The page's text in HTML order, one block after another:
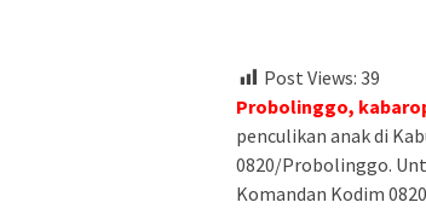
Post Views: 39
Probolinggo,
penculikan anak di
0820/Probolinggo.
Komandan Kodim